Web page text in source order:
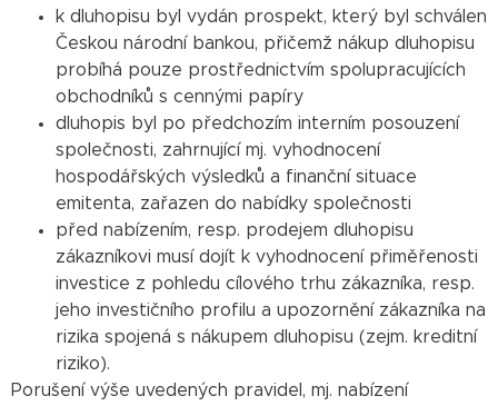
k dluhopisu byl vydán prospekt, který byl schválen
Českou národní bankou, přičemž nákup dluhopisu
probíhá pouze prostřednictvím spolupracujících
obchodníků s cennými papíry
dluhopis byl po předchozím interním posouzení
společnosti, zahrnující mj. vyhodnocení
hospodářských výsledků a finanční situace
emitenta, zařazen do nabídky společnosti
před nabízením, resp. prodejem dluhopisu
zákazníkovi musí dojít k vyhodnocení přiměřenosti
investice z pohledu cílového trhu zákazníka, resp.
jeho investičního profilu a upozornění zákazníka na
rizika spojená s nákupem dluhopisu (zejm. kreditní
riziko).
Porušení výše uvedených pravidel, mj. nabízení